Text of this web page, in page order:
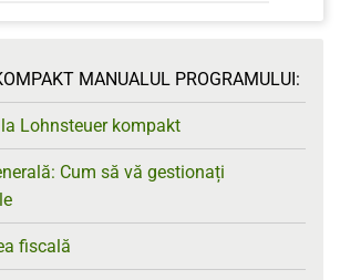
MANUALUL PROGRAMULUI:
Lohnsteuer kompakt
Cum să vă gestionați
fiscală